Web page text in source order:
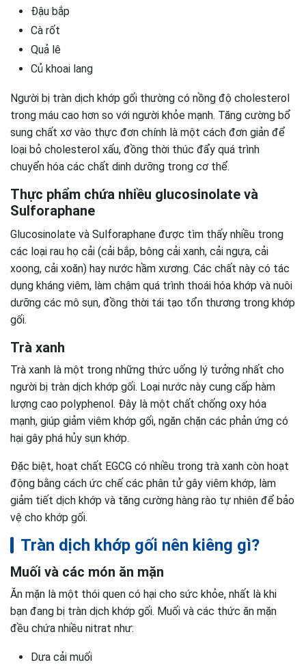
Đậu bắp
Cà rốt
Quả lê
Củ khoai lang
Người bị tràn dịch khớp gối thường có nồng độ cholesterol
trong máu cao hơn so với người khỏe mạnh. Tăng cường bổ
sung chất xơ vào thực đơn chính là một cách đơn giản để
loại bỏ cholesterol xấu, đồng thời thúc đẩy quá trình
chuyển hóa các chất dinh dưỡng trong cơ thể.
Thực phẩm chứa nhiều glucosinolate và
Sulforaphane
Glucosinolate và Sulforaphane được tìm thấy nhiều trong
các loại rau họ cải (cải bắp, bông cải xanh, cải ngựa, cải
xoong, cải xoăn) hay nước hầm xương. Các chất này có tác
dụng kháng viêm, làm chậm quá trình thoái hóa khớp và nuôi
dưỡng các mô sụn, đồng thời tái tạo tổn thương trong khớp
gối.
Trà xanh
Trà xanh là một trong những thức uống lý tưởng nhất cho
người bị tràn dịch khớp gối. Loại nước này cung cấp hàm
lượng cao polyphenol. Đây là một chất chống oxy hóa
mạnh, giúp giảm viêm khớp gối, ngăn chặn các phản ứng có
hại gây phá hủy sụn khớp.
Đặc biệt, hoạt chất EGCG có nhiều trong trà xanh còn hoạt
động bằng cách ức chế các phân tử gây viêm khớp, làm
giảm tiết dịch khớp và tăng cường hàng rào tự nhiên để bảo
vệ cho khớp gối.
Tràn dịch khớp gối nên kiêng gì?
Muối và các món ăn mặn
Ăn mặn là một thói quen có hại cho sức khỏe, nhất là khi
bạn đang bị tràn dịch khớp gối. Muối và các thức ăn mặn
đều chứa nhiều nitrat như:
Dưa cải muối